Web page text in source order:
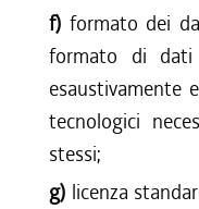
f) formato dei
formato di dati
esaustivamente
tecnologici
stessi;
g) licenza